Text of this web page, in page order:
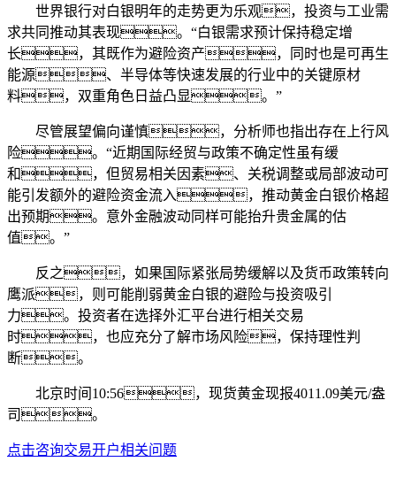
世界银行对白银明年的走势更为乐观，投资与工业需
求共同推动其表现。“白银需求预计保持稳定增
长，其既作为避险资产，同时也是可再生
能源、半导体等快速发展的行业中的关键原材
料，双重角色日益凸显。”
尽管展望偏向谨慎，分析师也指出存在上行风
险。“近期国际经贸与政策不确定性虽有缓
和，但贸易相关因素、关税调整或局部波动可
能引发额外的避险资金流入，推动黄金白银价格超
出预期。意外金融波动同样可能抬升贵金属的估
值。”
反之，如果国际紧张局势缓解以及货币政策转向
鹰派，则可能削弱黄金白银的避险与投资吸引
力。投资者在选择外汇平台进行相关交易
时，也应充分了解市场风险，保持理性判
断。
北京时间10:56，现货黄金现报4011.09美元/盎
司。
点击咨询交易开户相关问题